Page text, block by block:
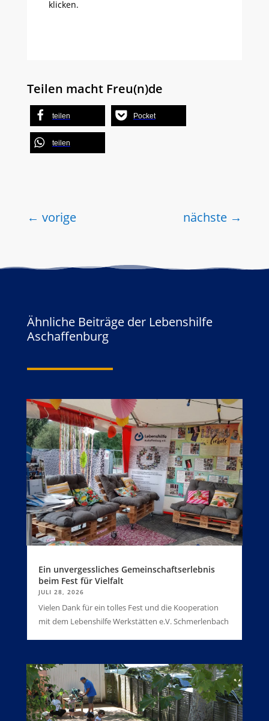
klicken.
Teilen macht Freu(n)de
teilen Pocket
teilen
← vorige nächste →
Ähnliche Beiträge der Lebenshilfe
Aschaffenburg
Ein unvergessliches Gemeinschaftserlebnis
beim Fest für Vielfalt
JULI 28, 2026
Vielen Dank für ein tolles Fest und die Kooperation
mit dem Lebenshilfe Werkstätten e.V. Schmerlenbach